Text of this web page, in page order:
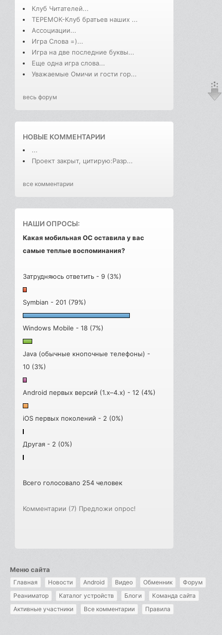
Клуб Читателей...
ТЕРЕМОК-Клуб братьев наших ...
Ассоциации...
Игра Слова =)...
Игра на две последние буквы...
Еще одна игра слова...
Уважаемые Омичи и гости гор...
весь форум
НОВЫЕ КОММЕНТАРИИ
...
Проект закрыт, цитирую:Разр...
все комментарии
НАШИ ОПРОСЫ:
Какая мобильная ОС оставила у вас
самые теплые воспоминания?
Затрудняюсь ответить - 9 (3%)
Symbian - 201 (79%)
Windows Mobile - 18 (7%)
Java (обычные кнопочные телефоны) -
10 (3%)
Android первых версий (1.x–4.x) - 12 (4%)
iOS первых поколений - 2 (0%)
Другая - 2 (0%)
Всего голосовало 254 человек
Комментарии (7) Предложи опрос!
Меню сайта
Главная Новости Android Видео Обменник
Форум
Реаниматор
Каталог устройств Блоги
Команда сайта
Активные участники
Все комментарии Правила